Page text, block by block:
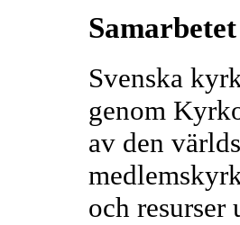
Svenska
genom
av den
och resurser